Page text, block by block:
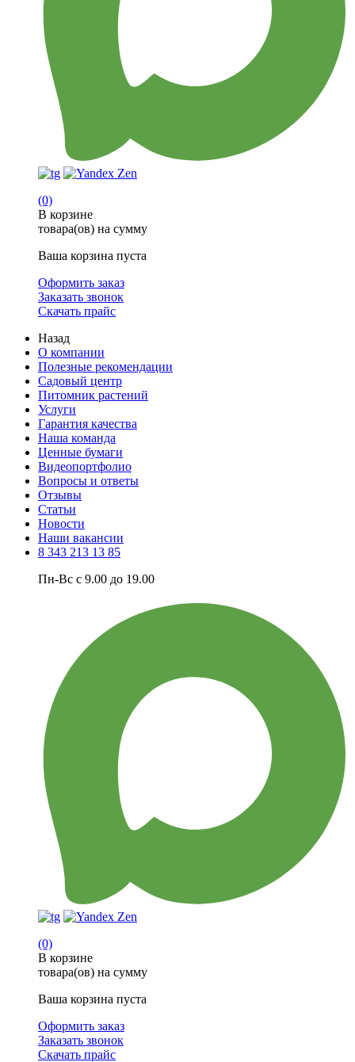
(0)
В корзине
товара(ов) на сумму
Ваша корзина пуста
Оформить заказ
Заказать звонок
Скачать прайс
Назад
О компании
Полезные рекомендации
Садовый центр
Питомник растений
Услуги
Гарантия качества
Наша команда
Ценные бумаги
Видеопортфолио
Вопросы и ответы
Отзывы
Статьи
Новости
Наши вакансии
8 343 213 13 85
Пн-Вс с 9.00 до 19.00
(0)
В корзине
товара(ов) на сумму
Ваша корзина пуста
Оформить заказ
Заказать звонок
Скачать прайс